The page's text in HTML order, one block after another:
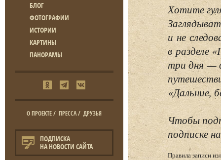
БЛОГ
ФОТОГРАФИИ
ИСТОРИИ
КАРТИНЫ
ПАНОРАМЫ
О ПРОЕКТЕ/ ПРЕССА/ ДРУЗЬЯ
ПОДПИСКА
НА НОВОСТИ САЙТА
Хотите
и не
в разделе
три дня —
«Дальние,
Чтобы
подписке
Правила записи